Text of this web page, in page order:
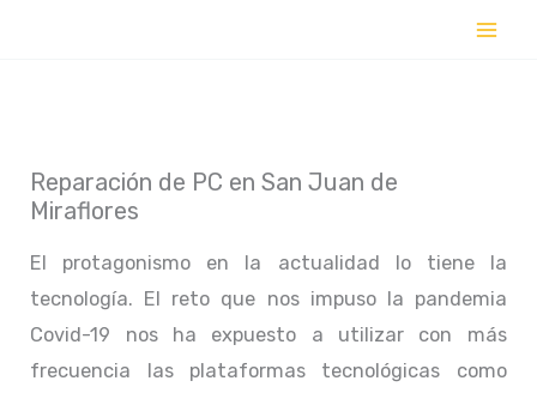
Reparación de PC en San Juan de
Miraflores
El protagonismo en la actualidad lo tiene la
tecnología. El reto que nos impuso la pandemia
Covid-19 nos ha expuesto a utilizar con más
frecuencia las plataformas tecnológicas como